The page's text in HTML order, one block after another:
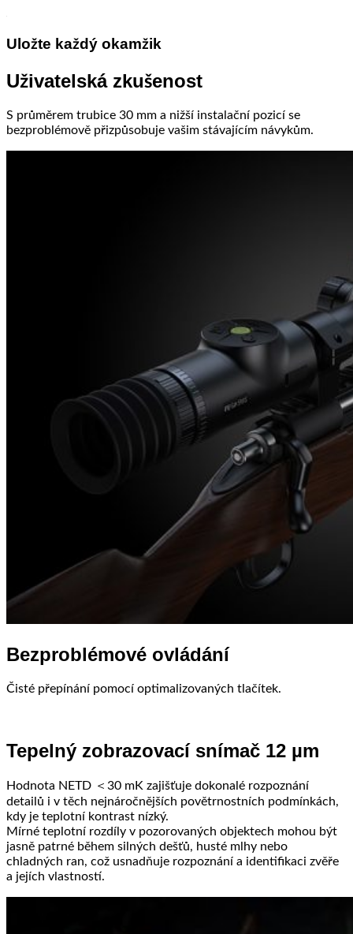
Uložte každý okamžik
Uživatelská zkušenost
S průměrem trubice 30 mm a nižší instalační pozicí se
bezproblémově přizpůsobuje vašim stávajícím návykům.
Bezproblémové ovládání
Čisté přepínání pomocí optimalizovaných tlačítek.
Tepelný zobrazovací snímač 12 µm
Hodnota NETD ＜30 mK zajišťuje dokonalé rozpoznání
detailů i v těch nejnáročnějších povětrnostních podmínkách,
kdy je teplotní kontrast nízký.
Mírné teplotní rozdíly v pozorovaných objektech mohou být
jasně patrné během silných dešťů, husté mlhy nebo
chladných ran, což usnadňuje rozpoznání a identifikaci zvěře
a jejích vlastností.